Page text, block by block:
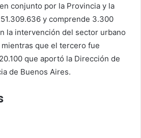
conjunto por la Provincia y la
y comprende 3.300
la intervención del sector urbano
que el tercero fue
que aportó la Dirección de
de Buenos Aires.